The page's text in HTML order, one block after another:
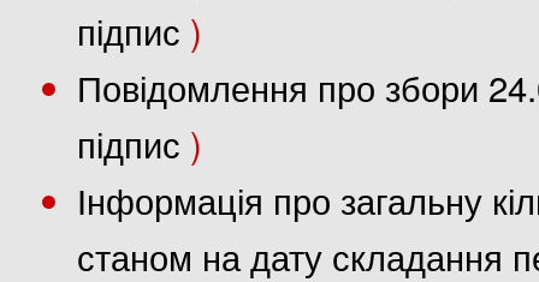
підпис )
Повідомлення про збори
підпис )
Інформація про загальну
станом на дату складання